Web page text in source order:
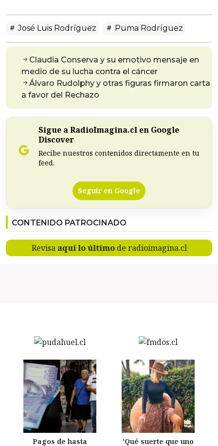
José Luis Rodríguez Puma Rodríguez
Claudia Conserva y su emotivo mensaje en
medio de su lucha contra el cáncer
Álvaro Rudolphy y otras figuras firmaron carta
a favor del Rechazo
Sigue a RadioImagina.cl en Google
Discover
Recibe nuestros contenidos directamente en tu
feed.
Seguir en Google
CONTENIDO PATROCINADO
Revisa aquí lo últimode radioimagina.cl
Pagos de hasta
'Qué suerte que uno